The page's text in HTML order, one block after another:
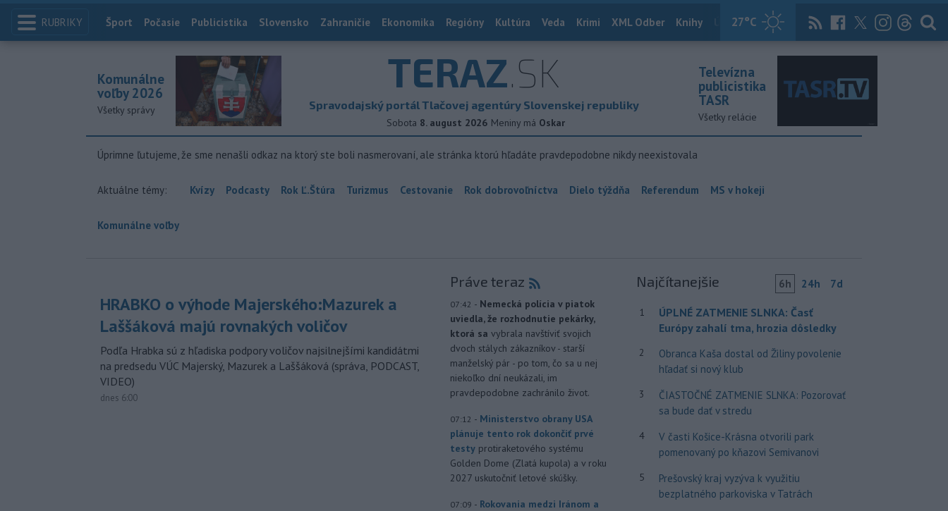
RUBRIKY 27°C
Index
Šport Počasie Publicistika Slovensko Zahraničie Ekonomika Regióny Kultúra Veda Krimi XML Odber Knihy Útulkovo Magazín News Now Archív
TERAZ.SK
Spravodajský portál Tlačovej agentúry Slovenskej republiky
Sobota 8. august 2026 Meniny má Oskar
Komunálne
voľby 2026
Všetky správy
Televízna
publicistika
TASR
Všetky relácie
Úprimne ľutujeme, že sme nenašli odkaz na ktorý ste boli nasmerovaní, ale stránka ktorú hľadáte pravdepodobne nikdy neexistovala
Aktuálne témy: Kvízy Podcasty Rok Ľ.Štúra Turizmus Cestovanie Rok dobrovoľníctva Dielo týždňa Referendum MS v hokeji
Komunálne voľby
HRABKO o výhode Majerského:Mazurek a
Laššáková majú rovnakých voličov
Podľa Hrabka sú z hľadiska podpory voličov najsilnejšími kandidátmi
na predsedu VÚC Majerský, Mazurek a Laššáková (správa, PODCAST,
VIDEO)
dnes 6:00
Práve teraz
07:42 - Nemecká polícia v piatok
uviedla, že rozhodnutie pekárky,
ktorá sa vybrala navštíviť svojich
dvoch stálych zákazníkov - starší
manželský pár - po tom, čo sa u nej
niekoľko dní neukázali, im
pravdepodobne zachránilo život.
07:12 - Ministerstvo obrany USA
plánuje tento rok dokončiť prvé
testy protiraketového systému
Golden Dome (Zlatá kupola) a v roku
2027 uskutočniť letové skúšky.
07:09 - Rokovania medzi Iránom a
Najčítanejšie 6h 24h 7d
1
ÚPLNÉ ZATMENIE SLNKA: Časť
Európy zahalí tma, hrozia dôsledky
2
Obranca Kaša dostal od Žiliny povolenie
hľadať si nový klub
3
ČIASTOČNÉ ZATMENIE SLNKA: Pozorovať
sa bude dať v stredu
4
V časti Košice-Krásna otvorili park
pomenovaný po kňazovi Semivanovi
5
Prešovský kraj vyzýva k využitiu
bezplatného parkoviska v Tatrách